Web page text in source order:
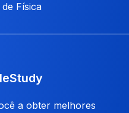
Física
a obter melhores